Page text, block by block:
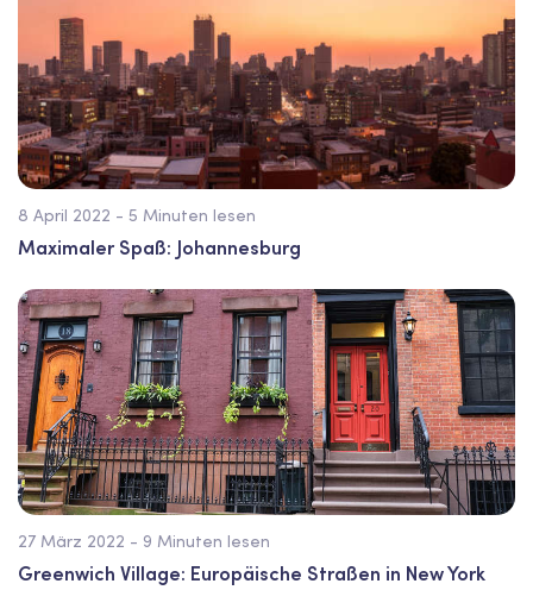
8 April 2022 - 5 Minuten lesen
Maximaler Spaß: Johannesburg
27 März 2022 - 9 Minuten lesen
Greenwich Village: Europäische Straßen in New York